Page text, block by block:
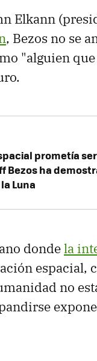
Elkann
, Bezos no se
"alguien
prometía
Bezos ha
Luna
dondela
espacial,
no